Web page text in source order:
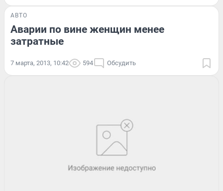
АВТО
Аварии по вине женщин менее
затратные
7 марта, 2013, 10:42 594 Обсудить